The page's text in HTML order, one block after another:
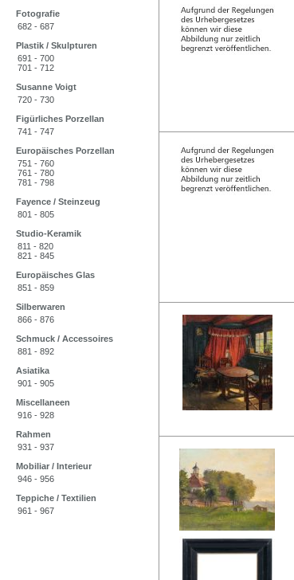
Fotografie
682 - 687
Plastik / Skulpturen
691 - 700
701 - 712
Susanne Voigt
720 - 730
Figürliches Porzellan
741 - 747
Europäisches Porzellan
751 - 760
761 - 780
781 - 798
Fayence / Steinzeug
801 - 805
Studio-Keramik
811 - 820
821 - 845
Europäisches Glas
851 - 859
Silberwaren
866 - 876
Schmuck / Accessoires
881 - 892
Asiatika
901 - 905
Miscellaneen
916 - 928
Rahmen
931 - 937
Mobiliar / Interieur
946 - 956
Teppiche / Textilien
961 - 967